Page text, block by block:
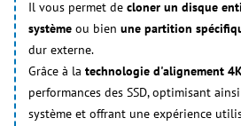
Il vous permet de cloner un disque
système ou bien une partition
dur externe.
Grâce à la technologie d'alignement
performances des SSD, optimisant
système et offrant une expérience